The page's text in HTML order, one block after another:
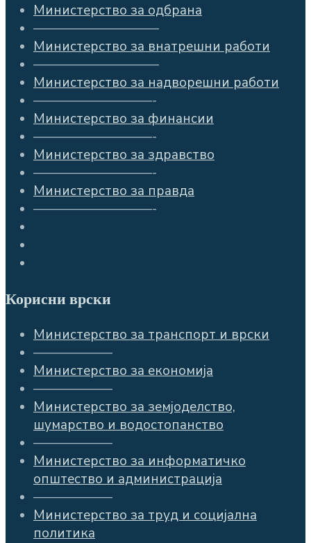
Министерство за одбрана
—————————–
Министерство за внатрешни работи
—————————–
Министерство за надворешни работи
—————————-
Министерство за финансии
—————————-
Министерство за здравство
—————————-
Министерство за правда
—————————-
Корисни врски
Министерство за транспорт и врски
——————
Министерство за економија
——————
Министерство за земјоделство,
шумарство и водостопанство
——————
Министерство за информатичко
општество и администрација
——————
Министерство за труд и социјална
политика